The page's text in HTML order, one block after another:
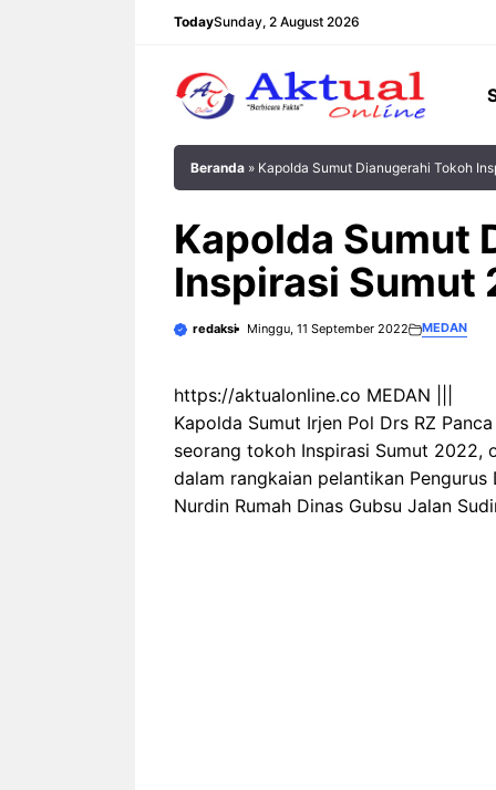
TodaySunday, 2 August 2026
Beranda » Kapolda Sumut Dianugerahi Tokoh
Kapolda Sumut
Inspirasi Sumut
redaksi Minggu, 11 September 2022 MEDAN
https://aktualonline.co MEDAN |||
Kapolda Sumut Irjen Pol Drs RZ
seorang tokoh Inspirasi Sumut 2022,
dalam rangkaian pelantikan Pengurus
Nurdin Rumah Dinas Gubsu Jalan